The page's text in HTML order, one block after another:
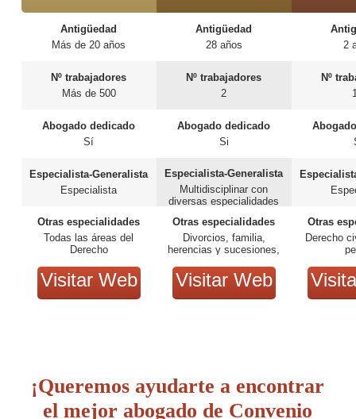
Antigüedad
Más de 20 años
Nº trabajadores
Más de 500
Abogado dedicado
Sí
Especialista-Generalista
Especialista
Otras especialidades
Todas las áreas del
Derecho
Visitar Web
Antigüedad
28 años
Nº trabajadores
2
Abogado dedicado
Si
Especialista-Generalista
Multidisciplinar con
diversas especialidades
Otras especialidades
Divorcios, familia,
herencias y sucesiones,
tráfico, médico-sanitario,
inmobiliario y bancario
Visitar Web
2
Nº
Otras
Derecho
¡Queremos ayudarte a encontrar
el mejor abogado de Convenio